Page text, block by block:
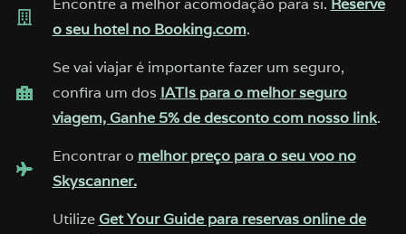
Encontre a melhor acomodação para si. Reserve
o seu hotel no Booking.com.
Se vai viajar é importante fazer um seguro,
confira um dos IATIs para o melhor seguro
viagem, Ganhe 5% de desconto com nosso link.
Encontrar o melhor preço para o seu voo no
Skyscanner.
Utilize Get Your Guide para reservas online de